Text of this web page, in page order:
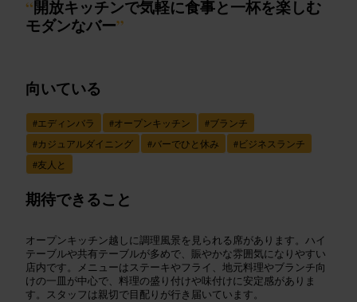
“開放キッチンで気軽に食事と一杯を楽しむ
モダンなバー”
向いている
#エディンバラ #オープンキッチン #ブランチ
#カジュアルダイニング #バーでひと休み #ビジネスランチ
#友人と
期待できること
オープンキッチン越しに調理風景を見られる席があります。ハイ
テーブルや共有テーブルが多めで、賑やかな雰囲気になりやすい
店内です。メニューはステーキやフライ、地元料理やブランチ向
けの一皿が中心で、料理の盛り付けや味付けに安定感がありま
す。スタッフは親切で目配りが行き届いています。